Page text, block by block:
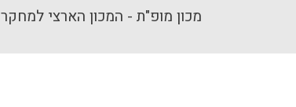
מכון מופ"ת - המכון הארצי